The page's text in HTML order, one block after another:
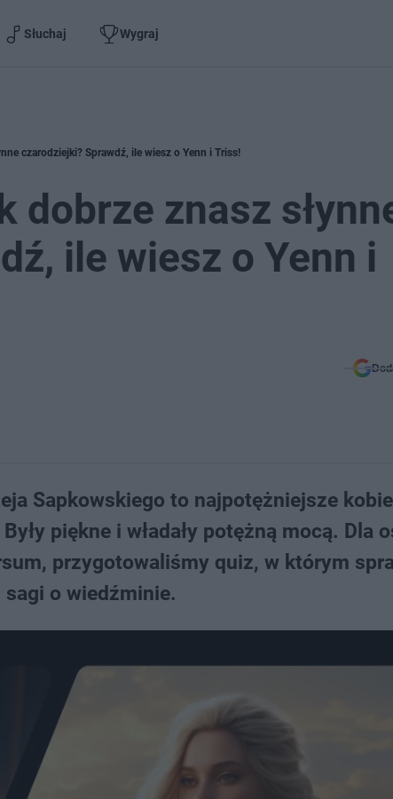
Słuchaj Wygraj
czarodziejki? Sprawdź, ile wiesz o Yenn i Triss!
dobrze znasz
ile wiesz o Yenn i
Sapkowskiego to najpotężniejsze
piękne i władały potężną mocą. Dla
przygotowaliśmy quiz, w którym
o wiedźminie.